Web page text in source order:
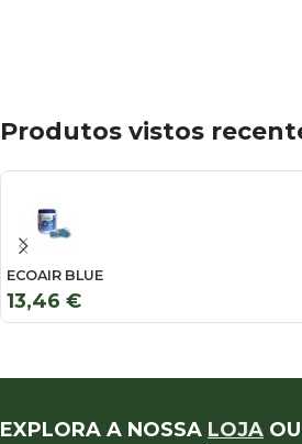
Produtos vistos
ECOAIR BLUE
13,46 €
EXPLORA A NOSSA LOJA